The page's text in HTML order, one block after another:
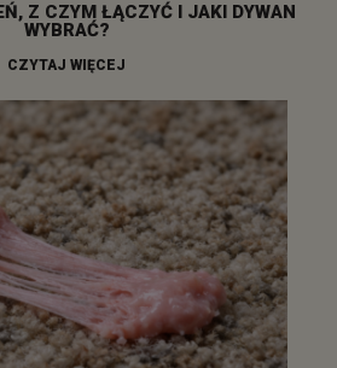
Z CZYM ŁĄCZYĆ I JAKI DYWAN
WYBRAĆ?
CZYTAJ WIĘCEJ